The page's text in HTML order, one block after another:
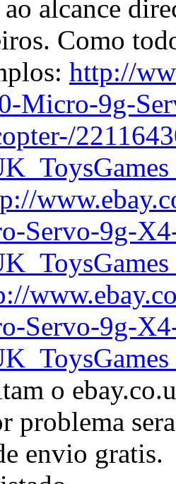
alcance
Como
http://
Micro-9g-
Servo-9g-
Servo-9g-
o
problema
envio gratis.